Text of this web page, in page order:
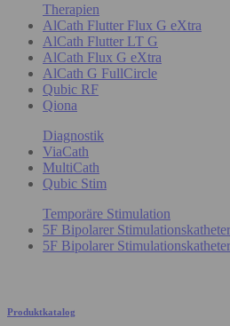
Therapien
AlCath Flutter Flux G eXtra
AlCath Flutter LT G
AlCath Flux G eXtra
AlCath G FullCircle
Qubic RF
Qiona
Diagnostik
ViaCath
MultiCath
Qubic Stim
Temporäre Stimulation
5F Bipolarer
5F Bipolarer
Produktkatalog